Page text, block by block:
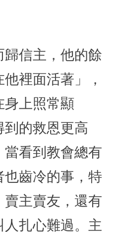
信主，他的餘
裡面活著」，
身上照常顯
到的救恩更高
看到教會總有
也齒冷的事，特
主賣友，還有
扎心難過。主